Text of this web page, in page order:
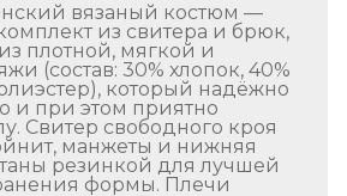
вязаный костюм —
из свитера и брюк,
плотной, мягкой и
(состав: 30% хлопок, 40%
который надёжно
и при этом приятно
Свитер свободного кроя
манжеты и нижняя
резинкой для лучшей
формы. Плечи